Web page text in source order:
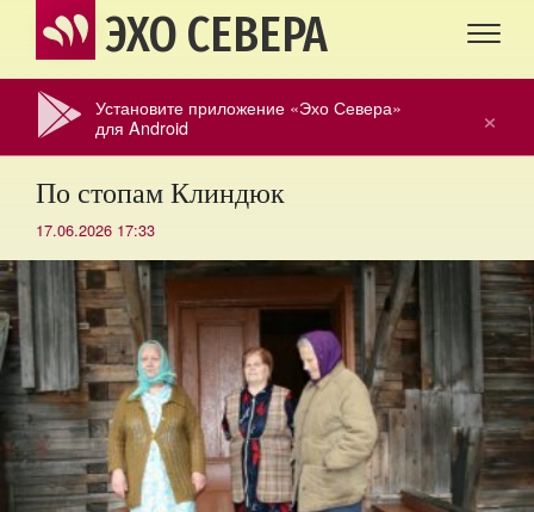
ЭХО СЕВЕРА
×
Установите приложение «Эхо Севера»
для Android
По стопам Клиндюк
17.06.2026 17:33